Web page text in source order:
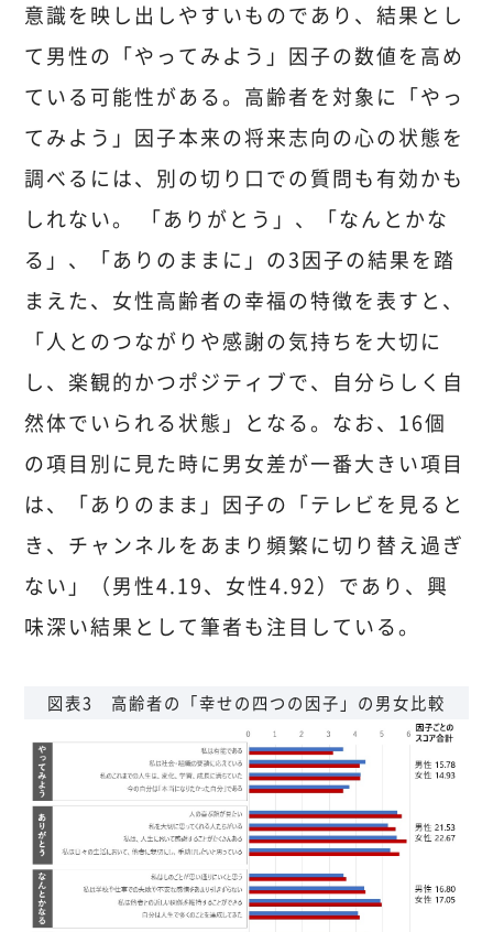
意識を映し出しやすいものであり、結果とし
て男性の「やってみよう」因子の数値を高め
ている可能性がある。高齢者を対象に「やっ
てみよう」因子本来の将来志向の心の状態を
調べるには、別の切り口での質問も有効かも
しれない。 「ありがとう」、「なんとかな
る」、「ありのままに」の3因子の結果を踏
まえた、女性高齢者の幸福の特徴を表すと、
「人とのつながりや感謝の気持ちを大切に
し、楽観的かつポジティブで、自分らしく自
然体でいられる状態」となる。なお、16個
の項目別に見た時に男女差が一番大きい項目
は、「ありのまま」因子の「テレビを見ると
き、チャンネルをあまり頻繁に切り替え過ぎ
ない」（男性4.19、女性4.92）であり、興
味深い結果として筆者も注目している。
図表3 高齢者の「幸せの四つの因子」の男女比較